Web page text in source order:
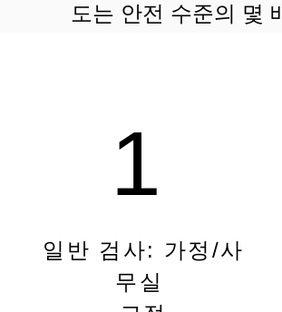
도는 안전 수준의 몇
1
일반 검사: 가정/사
무실